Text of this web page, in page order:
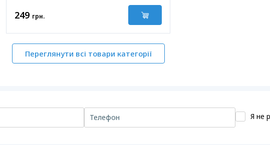
249 грн.
Переглянути всі товари категорії
Я не